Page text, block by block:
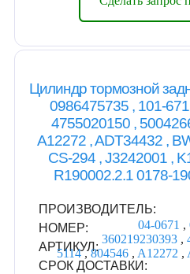
Цилиндр тормозной
0986475735 , 101-
4755020150 ,
A12272 , ADT34432 ,
CS-294 , J3242001 ,
R190002.2.1 0178-
ПРОИЗВОДИТЕЛЬ:
НОМЕР:
04-0671 ,
360219230393 ,
5114,804546 , A12272 ,
АРТИКУЛ:
СРОК ДОСТАВКИ: